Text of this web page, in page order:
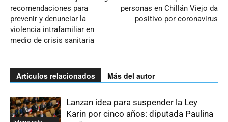
recomendaciones para
prevenir y denunciar la
violencia intrafamiliar en
medio de crisis sanitaria
personas en Chillán Viejo da
positivo por coronavirus
Artículos relacionados Más del autor
Lanzan idea para suspender la Ley
Karin por cinco años: diputada Paulina